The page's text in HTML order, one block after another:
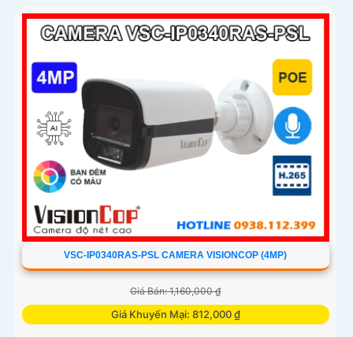
trang bị khả năng phát hiện chuyển động và phát hiện âm
thanh bất thường
VSC-IP0340RAS-PSL CAMERA VISIONCOP (4MP)
Giá Bán: 1,160,000 ₫
Giá Khuyến Mại: 812,000 ₫